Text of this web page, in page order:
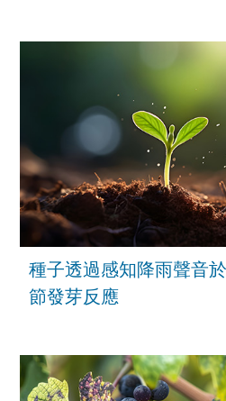
種子透過感知降雨聲音
節發芽反應